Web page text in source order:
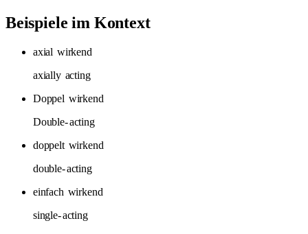
Beispiele im Kontext
axial wirkend
axially acting
Doppel wirkend
Double-acting
doppelt wirkend
double-acting
einfach wirkend
single-acting